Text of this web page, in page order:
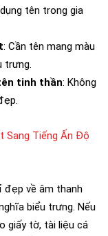
tên trong gia
: Cần tên mang màu
trưng.
tinh thần: Không
Sang Tiếng Ấn Độ
đẹp về âm thanh
biểu trưng. Nếu
giấy tờ, tài liệu cá